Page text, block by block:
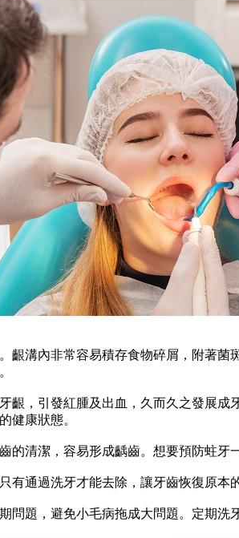
溝內非常容易積存食物碎屑，附著菌
，引發紅腫及出血，久而久之發展成
健康狀態。
清潔，容易形成齲齒。想要預防蛀牙
通過洗牙才能去除，讓牙齒恢復原本的
題，避免小毛病拖成大問題。定期洗